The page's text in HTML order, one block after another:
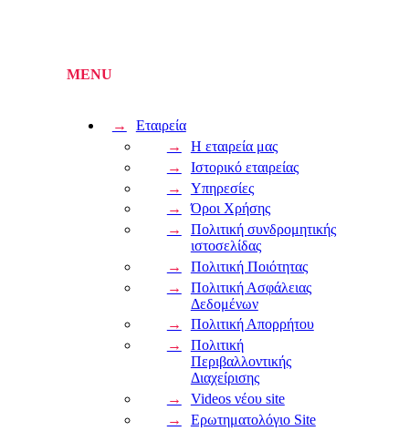
Εταιρεία
Η εταιρεία μας
Ιστορικό εταιρείας
Υπηρεσίες
Όροι Χρήσης
Πολιτική συνδρομητικής
ιστοσελίδας
Πολιτική Ποιότητας
Πολιτική Ασφάλειας
Δεδομένων
Πολιτική Απορρήτου
Πολιτική
Περιβαλλοντικής
Διαχείρισης
Videos νέου site
Ερωτηματολόγιο Site